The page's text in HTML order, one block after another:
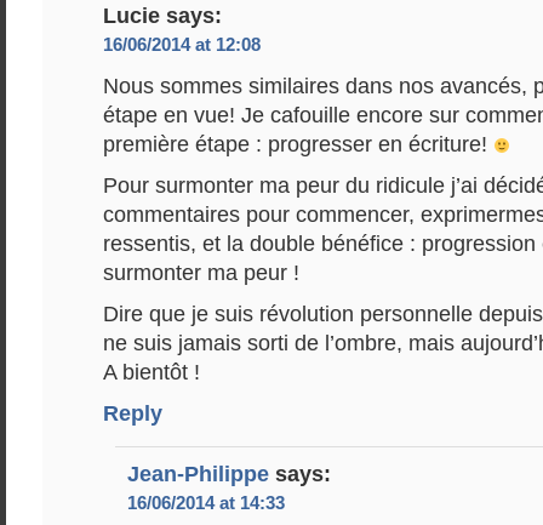
Lucie says:
16/06/2014 at 12:08
Nous sommes similaires dans nos avancés,
étape en vue! Je cafouille encore sur
première étape : progresser en écriture!
Pour surmonter ma peur du ridicule j’ai
commentaires pour commencer,
ressentis, et la double bénéfice : progression
surmonter ma peur !
Dire que je suis révolution personnelle
ne suis jamais sorti de l’ombre, mais
A bientôt !
Reply
Jean-Philippe says:
16/06/2014 at 14:33